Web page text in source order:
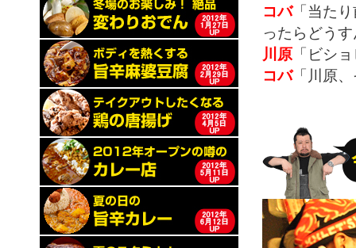
コバ「当た
ったらどう
川原 「ビシ
コバ「川原、